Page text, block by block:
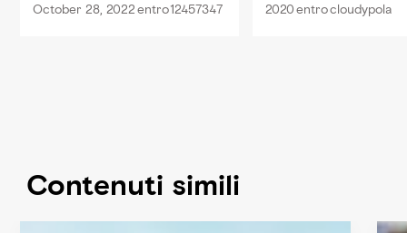
rowed in
October 28, 2022entro12457347
2020entrocloudypola
Contenuti simili